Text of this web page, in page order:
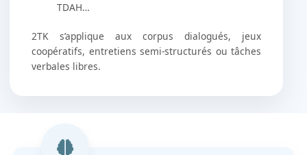
TDAH…
2TK s’applique aux corpus dialogués, jeux
coopératifs, entretiens semi-structurés ou tâches
verbales libres.